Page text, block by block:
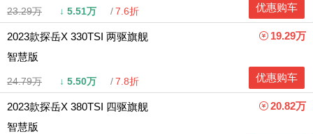
23.29万 ↓ 5.51万 7.6折 优惠购车
2023款探岳X 330TSI 两驱旗舰
智慧版
24.79万 ↓ 5.50万 7.8折
19.29万
优惠购车
2023款探岳X 380TSI 四驱旗舰
智慧版
20.82万